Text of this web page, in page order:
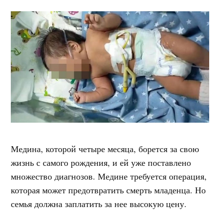
Медина, которой четыре месяца, борется за свою
жизнь с самого рождения, и ей уже поставлено
множество диагнозов. Медине требуется операция,
которая может предотвратить смерть младенца. Но
семья должна заплатить за нее высокую цену.